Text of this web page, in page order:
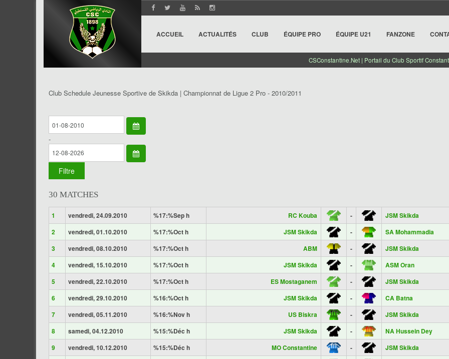
ACCUEIL ACTUALITÉS CLUB ÉQUIPE PRO ÉQUIPE U21 FANZONE
CSConstantine.Net | Portail du Club Sportif
Club Schedule Jeunesse Sportive de Skikda | Championnat de Ligue 2 Pro - 2010/2011
-
30 MATCHES
1 vendredi, 24.09.2010 %17:%Sep h RC Kouba -
JSM Skikda
2
vendredi, 01.10.2010 %17:%Oct h JSM Skikda -
SA Mohammadia
3
vendredi, 08.10.2010 %17:%Oct h ABM -
JSM Skikda
4
vendredi, 15.10.2010 %17:%Oct h JSM Skikda -
ASM Oran
5
vendredi, 22.10.2010 %17:%Oct h ES Mostaganem -
JSM Skikda
6
vendredi, 29.10.2010 %16:%Oct h JSM Skikda -
CA Batna
7
vendredi, 05.11.2010 %16:%Nov h US Biskra -
JSM Skikda
8
samedi, 04.12.2010 %15:%Déc h JSM Skikda -
NA Hussein Dey
9
vendredi, 10.12.2010 %15:%Déc h MO Constantine -
JSM Skikda